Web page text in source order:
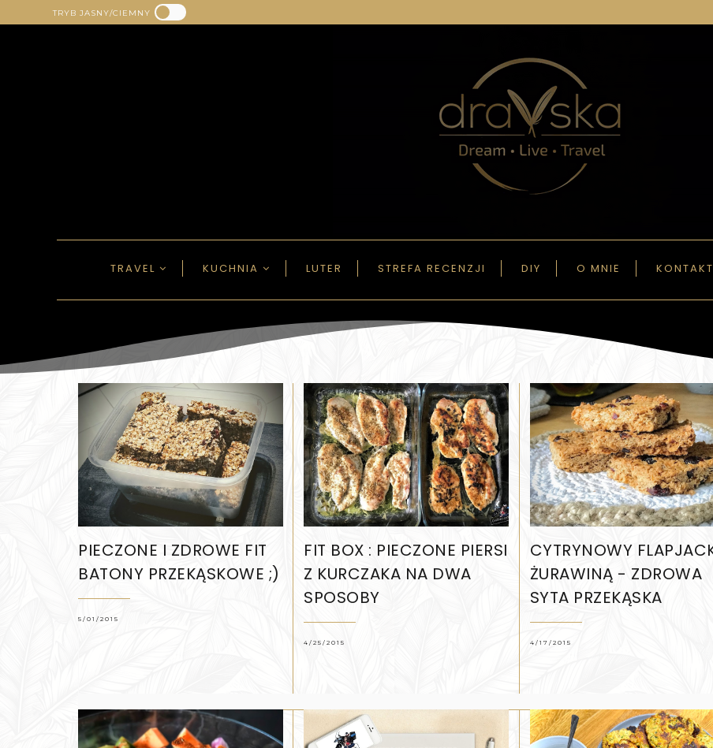
TRYB JASNY/CIEMNY
TRAVEL KUCHNIA LUTER STREFA RECENZJI DIY O MNIE
PIECZONE I ZDROWE FIT
BATONY PRZEKĄSKOWE ;)
5/01/2015
FIT BOX : PIECZONE PIERSI
Z KURCZAKA NA DWA
SPOSOBY
4/25/2015
CYTRYNOWY
ŻURAWINĄ - ZDROWA
SYTA PRZEKĄSKA
4/17/2015